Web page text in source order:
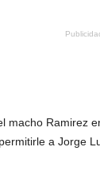
macho Ramirez
a Jorge